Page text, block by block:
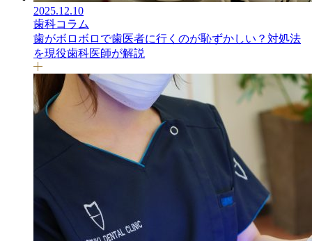
2025.12.10
歯科コラム
歯がボロボロで歯医者に行くのが恥ずかしい？対処法
を現役歯科医師が解説